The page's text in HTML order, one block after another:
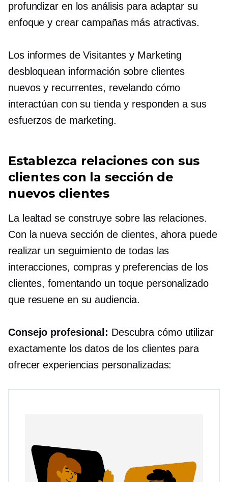
profundizar en los análisis para adaptar su
enfoque y crear campañas más atractivas.
Los informes de Visitantes y Marketing
desbloquean información sobre clientes
nuevos y recurrentes, revelando cómo
interactúan con su tienda y responden a sus
esfuerzos de marketing.
Establezca relaciones con sus
clientes con la sección de
nuevos clientes
La lealtad se construye sobre las relaciones.
Con la nueva sección de clientes, ahora puede
realizar un seguimiento de todas las
interacciones, compras y preferencias de los
clientes, fomentando un toque personalizado
que resuene en su audiencia.
Consejo profesional: Descubra cómo utilizar
exactamente los datos de los clientes para
ofrecer experiencias personalizadas: